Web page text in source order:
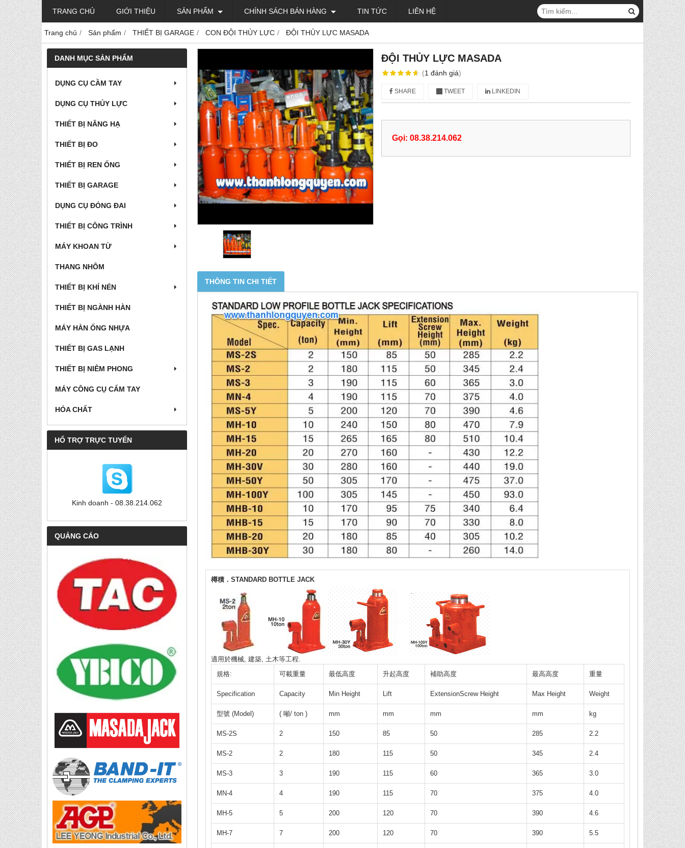
TRANG CHỦ GIỚI THIỆU SẢN PHẨM CHÍNH SÁCH BÁN HÀNG TIN TỨC LIÊN HỆ
Trang chủ Sản phẩm THIẾT BỊ GARAGE CON ĐỘI THỦY LỰC ĐỘI THỦY LỰC MASADA
DANH MỤC SẢN PHẨM
DỤNG CỤ CẦM TAY
DỤNG CỤ THỦY LỰC
THIẾT BỊ NÂNG HẠ
THIẾT BỊ ĐO
THIẾT BỊ REN ỐNG
THIẾT BỊ GARAGE
DỤNG CỤ ĐÓNG ĐAI
THIẾT BỊ CÔNG TRÌNH
MÁY KHOAN TỪ
THANG NHÔM
THIẾT BỊ KHÍ NÉN
THIẾT BỊ NGÀNH HÀN
MÁY HÀN ỐNG NHỰA
THIẾT BỊ GAS LẠNH
THIẾT BỊ NIÊM PHONG
MÁY CÔNG CỤ CẤM TAY
HÓA CHẤT
HỔ TRỢ TRỰC TUYẾN
Kinh doanh - 08.38.214.062
QUẢNG CÁO
ĐỘI THỦY LỰC MASADA
(1 đánh giá)
SHARE TWEET LINKEDIN
Gọi: 08.38.214.062
THÔNG TIN CHI TIẾT
樽積． STANDARD BOTTLE JACK
適用於機械, 建築, 土木等工程.
規格:
可載重量 最低高度 升起高度 補助高度 最高高度 重量
Specification Capacity Min Height Lift ExtensionScrew Height Max Height Weight
型號 (Model) ( 噸/ ton ) mm mm mm mm kg
MS-2S 2 150 85 50 285 2.2
MS-2 2 180 115 50 345 2.4
MS-3 3 190 115 60 365 3.0
MN-4 4 190 115 70 375 4.0
MH-5 5 200 120 70 390 4.6
MH-7 7 200 120 70 390 5.5